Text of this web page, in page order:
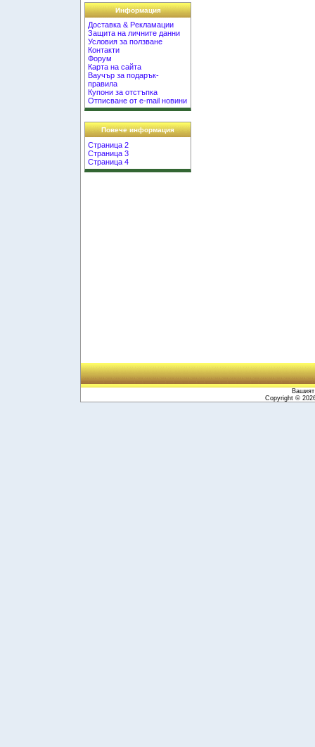
Информация
Доставка & Рекламации
Защита на личните данни
Условия за ползване
Контакти
Форум
Карта на сайта
Ваучър за подарък-
правила
Купони за отстъпка
Отписване от e-mail новини
Повече информация
Страница 2
Страница 3
Страница 4
Copyright ©